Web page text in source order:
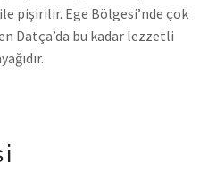
pişirilir. Ege Bölgesi’nde çok
Datça’da bu kadar lezzetli